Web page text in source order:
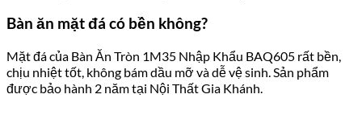
Bàn ăn mặt đá có bền không?
Mặt đá của Bàn Ăn Tròn 1M35 Nhập Khẩu BAQ605 rất bền,
chịu nhiệt tốt, không bám dầu mỡ và dễ vệ sinh. Sản phẩm
được bảo hành 2 năm tại Nội Thất Gia Khánh.